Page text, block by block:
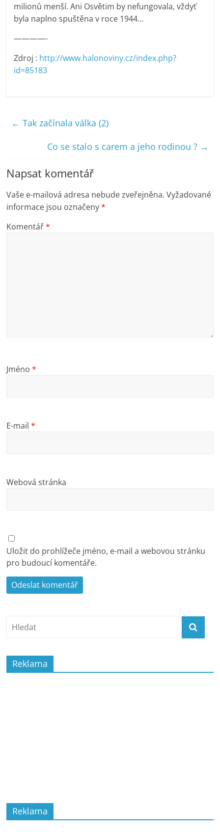
milionů menší. Ani Osvětim by nefungovala, vždyť
byla naplno spuštěna v roce 1944…
————-
Zdroj : http://www.halonoviny.cz/index.php?
id=85183
← Tak začínala válka (2)
Co se stalo s carem a jeho rodinou ? →
Napsat komentář
Vaše e-mailová adresa nebude zveřejněna. Vyžadované
informace jsou označeny*
Komentář*
Jméno*
E-mail*
Webová stránka
Uložit do prohlížeče jméno, e-mail a webovou stránku
pro budoucí komentáře.
Reklama
Reklama